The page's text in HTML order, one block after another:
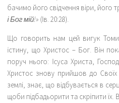
бачимо його свідчення віри, його
і Бог мій!» (Ів. 20:28).
Що говорить нам цей вигук
істину, що Христос – Бог. Він
поруч нього: Ісуса Христа,
Христос знову прийшов до Своїх
землі, знає, що відбувається в
щоби підбадьорити та скріпити їх.